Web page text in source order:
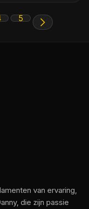
5
van ervaring,
die zijn passie